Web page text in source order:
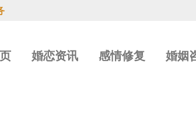
婚恋资讯 感情修复 婚姻